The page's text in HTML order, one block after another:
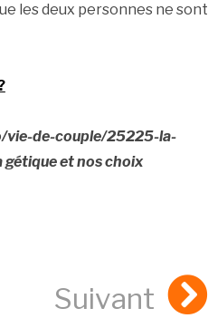
les deux personnes ne sont
de-couple/25225-la-
et nos choix
Suivant